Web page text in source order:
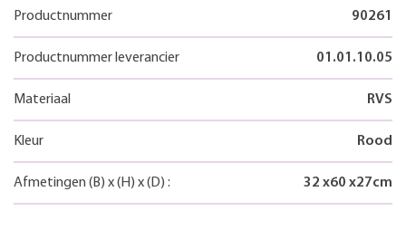
Productnummer 90261
Productnummer leverancier 01.01.10.05
Materiaal RVS
Kleur Rood
Afmetingen (B) x(H) x(D) : 32 x60 x27cm